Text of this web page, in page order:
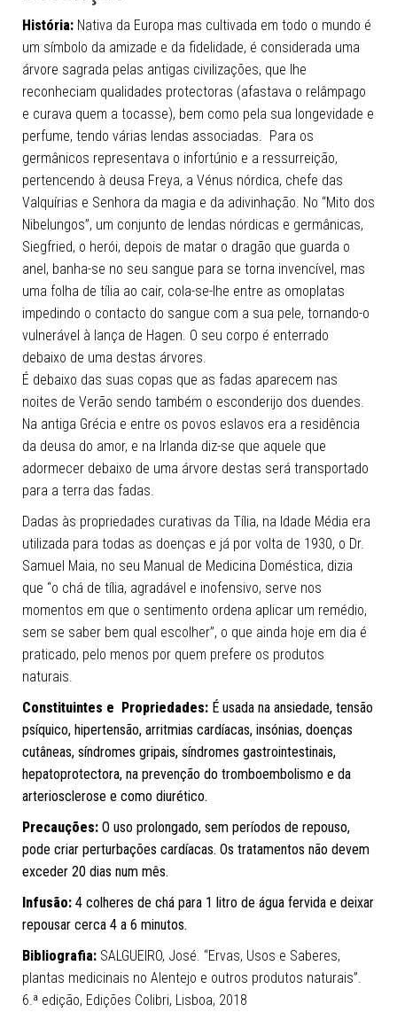
História: Nativa da Europa mas cultivada em todo o mundo é
um símbolo da amizade e da fidelidade, é considerada uma
árvore sagrada pelas antigas civilizações, que lhe
reconheciam qualidades protectoras (afastava o relâmpago
e curava quem a tocasse), bem como pela sua longevidade e
perfume, tendo várias lendas associadas. Para os
germânicos representava o infortúnio e a ressurreição,
pertencendo à deusa Freya, a Vénus nórdica, chefe das
Valquírias e Senhora da magia e da adivinhação. No “Mito dos
Nibelungos”, um conjunto de lendas nórdicas e germânicas,
Siegfried, o herói, depois de matar o dragão que guarda o
anel, banha-se no seu sangue para se torna invencível, mas
uma folha de tília ao cair, cola-se-lhe entre as omoplatas
impedindo o contacto do sangue com a sua pele, tornando-o
vulnerável à lança de Hagen. O seu corpo é enterrado
debaixo de uma destas árvores.
É debaixo das suas copas que as fadas aparecem nas
noites de Verão sendo também o esconderijo dos duendes.
Na antiga Grécia e entre os povos eslavos era a residência
da deusa do amor, e na Irlanda diz-se que aquele que
adormecer debaixo de uma árvore destas será transportado
para a terra das fadas.
Dadas às propriedades curativas da Tília, na Idade Média era
utilizada para todas as doenças e já por volta de 1930, o Dr.
Samuel Maia, no seu Manual de Medicina Doméstica, dizia
que “o chá de tília, agradável e inofensivo, serve nos
momentos em que o sentimento ordena aplicar um remédio,
sem se saber bem qual escolher”, o que ainda hoje em dia é
praticado, pelo menos por quem prefere os produtos
naturais.
Constituintes e Propriedades: É usada na ansiedade, tensão
psíquico, hipertensão, arritmias cardíacas, insónias, doenças
cutâneas, síndromes gripais, síndromes gastrointestinais,
hepatoprotectora, na prevenção do tromboembolismo e da
arteriosclerose e como diurético.
Precauções: O uso prolongado, sem períodos de repouso,
pode criar perturbações cardíacas. Os tratamentos não devem
exceder 20 dias num mês.
Infusão: 4 colheres de chá para 1 litro de água fervida e deixar
repousar cerca 4 a 6 minutos.
Bibliografia: SALGUEIRO, José. “Ervas, Usos e Saberes,
plantas medicinais no Alentejo e outros produtos naturais”.
6.ª edição, Edições Colibri, Lisboa, 2018